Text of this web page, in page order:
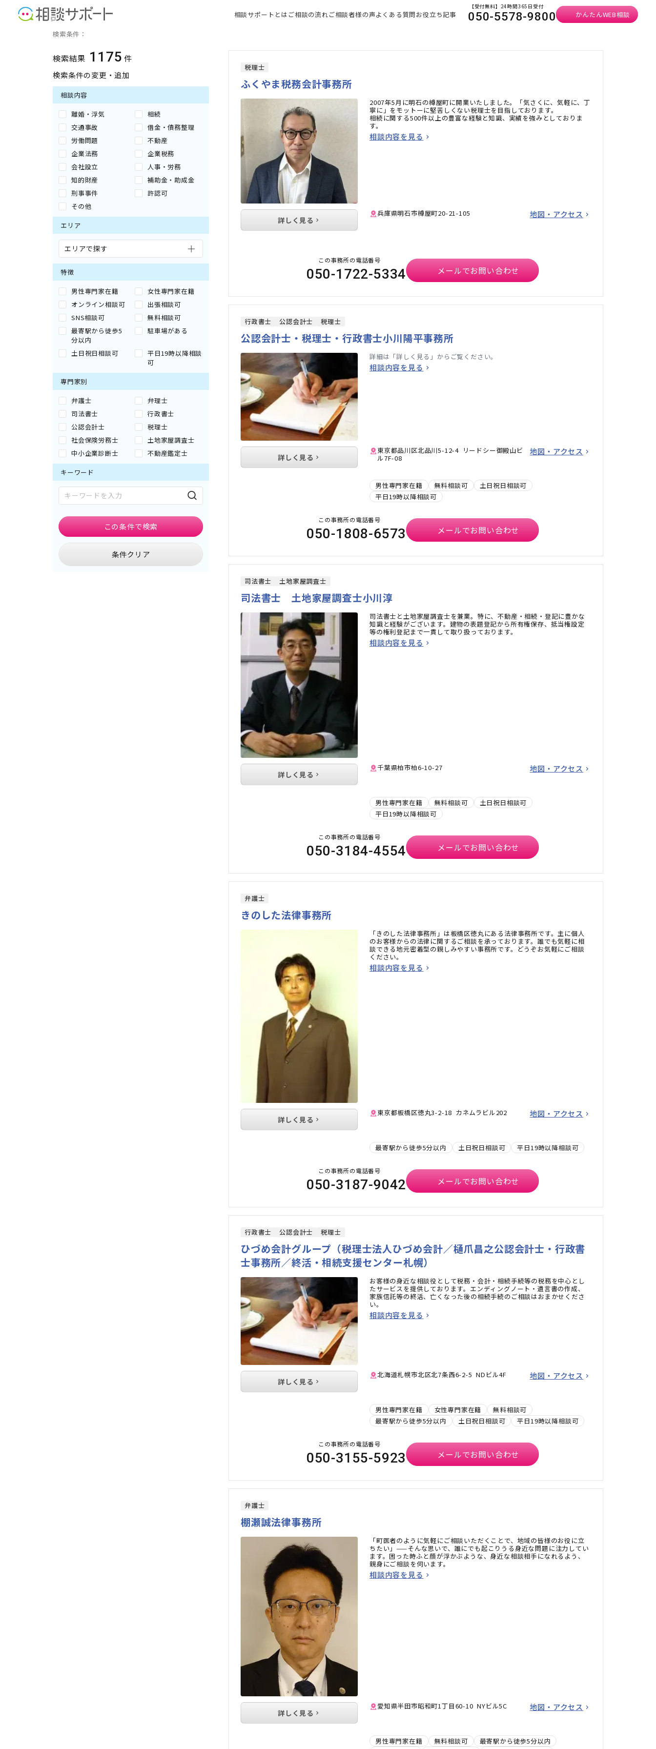
相談サポートとは ご相談の流れご相談者様の声よくある質問お役立ち記事
【受付無料】24時間365日受付
050-5578-9800 かんたんWEB相談
専門家の検索結果
検索条件：
検索結果 1175 件
検索条件の変更・追加
相談内容
離婚・浮気
相続
交通事故
借金・債務整理
労働問題
不動産
企業法務
企業税務
会社設立
人事・労務
知的財産
補助金・助成金
刑事事件
許認可
その他
エリア
エリアで探す
特徴
男性専門家在籍
女性専門家在籍
オンライン相談可
出張相談可
SNS相談可
無料相談可
最寄駅から徒歩5
分以内
駐車場がある
土日祝日相談可
平日19時以降相談
可
専門家別
弁護士
弁理士
司法書士
行政書士
公認会計士
税理士
社会保険労務士
土地家屋調査士
中小企業診断士
不動産鑑定士
キーワード
条件クリア
この条件で検索
税理士
ふくやま税務会計事務所
2007年5月に明石の樽屋町に開業いたしました。「気さくに、気軽に、丁
寧に」をモットーに堅苦しくない税理士を目指しております。
相続に関する500件以上の豊富な経験と知識、実績を強みとしておりま
す。
相談内容を見る
兵庫県明石市樽屋町20-21-105 地図・アクセス
詳しく見る
この事務所の電話番号
050-1722-5334 メールでお問い合わせ
行政書士 公認会計士 税理士
公認会計士・税理士・行政書士小川陽平事務所
詳細は「詳しく見る」からご覧ください。
相談内容を見る
東京都品川区北品川5-12-4 リードシー御殿山ビ
ル7F-08
地図・アクセス
男性専門家在籍 無料相談可
土日祝日相談可
平日19時以降相談可
詳しく見る
この事務所の電話番号
050-1808-6573 メールでお問い合わせ
司法書士 土地家屋調査士
司法書士 土地家屋調査士小川淳
司法書士と土地家屋調査士を兼業。特に、不動産・相続・登記に豊かな
知識と経験がございます。建物の表題登記から所有権保存、抵当権設定
等の権利登記まで一貫して取り扱っております。
相談内容を見る
千葉県柏市柏6-10-27 地図・アクセス
男性専門家在籍 無料相談可
土日祝日相談可
平日19時以降相談可
詳しく見る
この事務所の電話番号
050-3184-4554 メールでお問い合わせ
弁護士
きのした法律事務所
「きのした法律事務所」は板橋区徳丸にある法律事務所です。主に個人
のお客様からの法律に関するご相談を承っております。誰でも気軽に相
談できる地元密着型の親しみやすい事務所です。どうぞお気軽にご相談
ください。
相談内容を見る
東京都板橋区徳丸3-2-18 カネムラビル202 地図・アクセス
最寄駅から徒歩5分以内 土日祝日相談可 平日19時以降相談可
詳しく見る
この事務所の電話番号
050-3187-9042 メールでお問い合わせ
行政書士 公認会計士 税理士
ひづめ会計グループ（税理士法人ひづめ会計／樋爪昌之公認会計士・行政書
士事務所／終活・相続支援センター札幌）
お客様の身近な相談役として税務・会計・相続手続等の税務を中心とし
たサービスを提供しております。エンディングノート・遺言書の作成、
家族信託等の終活、亡くなった後の相続手続のご相談はおまかせくださ
い。
相談内容を見る
北海道札幌市北区北7条西6-2-5 NDビル4F 地図・アクセス
男性専門家在籍 女性専門家在籍
無料相談可
最寄駅から徒歩5分以内
土日祝日相談可 平日19時以降相談可
詳しく見る
この事務所の電話番号
050-3155-5923 メールでお問い合わせ
弁護士
棚瀬誠法律事務所
「町医者のように気軽にご相談いただくことで、地域の皆様のお役に立
ちたい」——そんな思いで、誰にでも起こりうる身近な問題に注力してい
ます。困った時ふと顔が浮かぶような、身近な相談相手になれるよう、
親身にご相談を伺います。
相談内容を見る
愛知県半田市昭和町1丁目60-10 NYビル5C 地図・アクセス
男性専門家在籍 無料相談可
最寄駅から徒歩5分以内
詳しく見る